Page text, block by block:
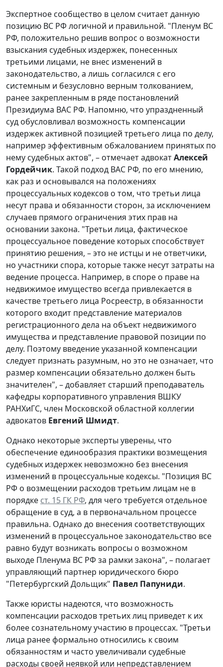
Экспертное сообщество в целом считает данную
позицию ВС РФ логичной и правильной. "Пленум ВС
РФ, положительно решив вопрос о возможности
взыскания судебных издержек, понесенных
третьими лицами, не внес изменений в
законодательство, а лишь согласился с его
системным и безусловно верным толкованием,
ранее закрепленным в ряде постановлений
Президиума ВАС РФ. Напомню, что упраздненный
суд обусловливал возможность компенсации
издержек активной позицией третьего лица по делу,
например эффективным обжалованием принятых по
нему судебных актов", – отмечает адвокатАлексей
Гордейчик. Такой подход ВАС РФ, по его мнению,
как раз и основывался на положениях
процессуальных кодексов о том, что третьи лица
несут права и обязанности сторон, за исключением
случаев прямого ограничения этих прав на
основании закона. "Третьи лица, фактическое
процессуальное поведение которых способствует
принятию решения, – это не истцы и не ответчики,
но участники спора, которые также несут затраты на
ведение процесса. Например, в споре о праве на
недвижимое имущество всегда привлекается в
качестве третьего лица Росреестр, в обязанности
которого входит представление материалов
регистрационного дела на объект недвижимого
имущества и представление правовой позиции по
делу. Поэтому введение указанной компенсации
следует признать разумным, но это не означает, что
размер компенсации обязательно должен быть
значителен", – добавляет старший преподаватель
кафедры корпоративного управления ВШКУ
РАНХиГС, член Московской областной коллегии
адвокатов Евгений Шмидт.
Однако некоторые эксперты уверены, что
обеспечение единообразия практики возмещения
судебных издержек невозможно без внесения
изменений в процессуальные кодексы. "Позиция ВС
РФ о возмещении расходов третьим лицам не в
порядке ст. 15 ГК РФ, для чего требуется отдельное
обращение в суд, а в первоначальном процессе
правильна. Однако до внесения соответствующих
изменений в процессуальное законодательство все
равно будут возникать вопросы о возможном
выходе Пленума ВС РФ за рамки закона", – полагает
управляющий партнер юридического бюро
"Петербургский Дольщик" Павел Папуниди.
Также юристы надеются, что возможность
компенсации расходов третьих лиц приведет к их
более сознательному участию в процессах. "Третьи
лица ранее формально относились к своим
обязанностям и часто увеличивали судебные
расходы своей неявкой или непредставлением